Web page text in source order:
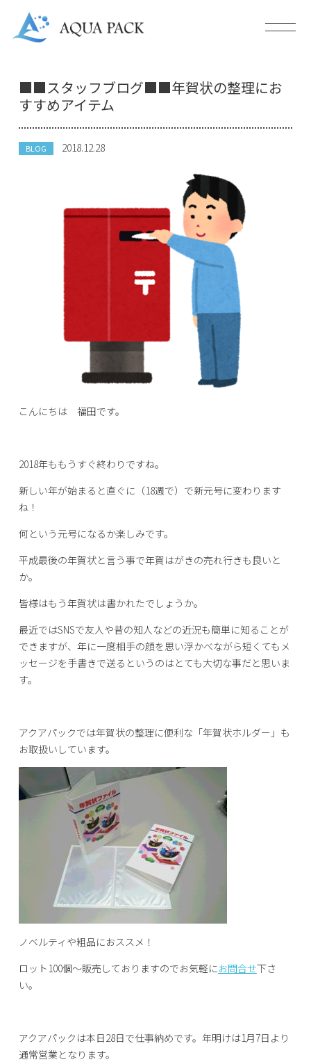
■■スタッフブログ■■年賀状の整理にお
すすめアイテム
BLOG 2018.12.28
こんにちは 福田です。
2018年ももうすぐ終わりですね。
新しい年が始まると直ぐに（18週で）で新元号に変わります
ね！
何という元号になるか楽しみです。
平成最後の年賀状と言う事で年賀はがきの売れ行きも良いと
か。
皆様はもう年賀状は書かれたでしょうか。
最近ではSNSで友人や昔の知人などの近況も簡単に知ることが
できますが、年に一度相手の顔を思い浮かべながら短くてもメ
ッセージを手書きで送るというのはとても大切な事だと思いま
す。
アクアパックでは年賀状の整理に便利な「年賀状ホルダー」も
お取扱いしています。
ノベルティや粗品におススメ！
ロット100個～販売しておりますのでお気軽にお問合せ下さ
い。
アクアパックは本日28日で仕事納めです。年明けは1月7日より
通常営業となります。